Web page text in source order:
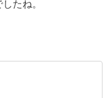
たね。